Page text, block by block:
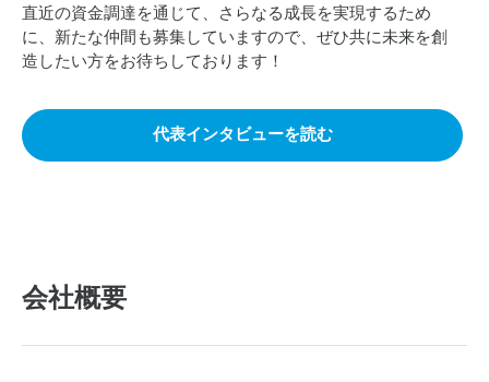
直近の資金調達を通じて、さらなる成長を実現するため
に、新たな仲間も募集していますので、ぜひ共に未来を創
造したい方をお待ちしております！
代表インタビューを読む
会社概要